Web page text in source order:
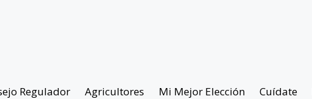
Regulador Agricultores Mi Mejor Elección Cuídate